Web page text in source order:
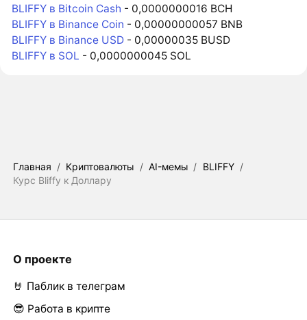
BLIFFY в Bitcoin Cash - 0,0000000016 BCH
BLIFFY в Binance Coin - 0,00000000057 BNB
BLIFFY в Binance USD - 0,00000035 BUSD
BLIFFY в SOL - 0,0000000045 SOL
Главная / Криптовалюты / AI-мемы / BLIFFY /
Курс Bliffy к Доллару
О проекте
🤘 Паблик в телеграм
😎 Работа в крипте